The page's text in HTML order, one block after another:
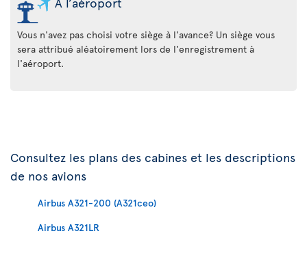
Vous n'avez pas choisi votre siège à l'avance? Un siège vous
sera attribué aléatoirement lors de l'enregistrement à
l'aéroport.
Consultez les plans des cabines et les descriptions
de nos avions
Airbus A321-200 (A321ceo)
Airbus A321LR